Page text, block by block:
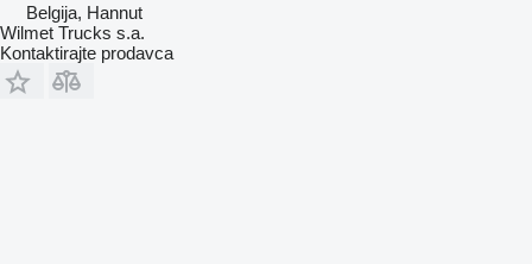
Belgija, Hannut
Wilmet Trucks s.a.
Kontaktirajte prodavca